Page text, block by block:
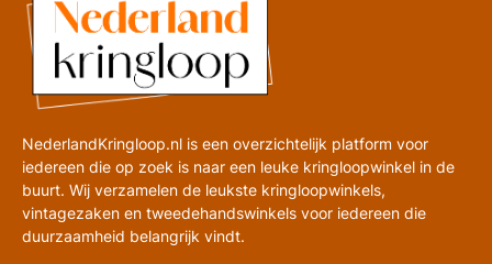
NederlandKringloop.nl is een overzichtelijk platform voor
iedereen die op zoek is naar een leuke kringloopwinkel in de
buurt. Wij verzamelen de leukste kringloopwinkels,
vintagezaken en tweedehandswinkels voor iedereen die
duurzaamheid belangrijk vindt.